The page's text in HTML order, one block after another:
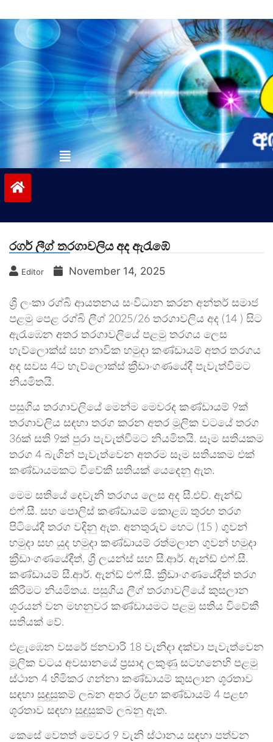
to
contentvinivida.lk
රගර් ලීග් තරගාවලිය අද ඇරැඹේ
Editor November 14, 2025
ශ්‍රී ලංකා රග්බි ආයතනය සංවිධාන කරන අන්තර් සමාජ
පළමු පෙළ රග්බි ලීග් 2025/26 තරගාවලිය අද (14 ) සිට
ඇරැඹෙන අතර තරගාවලියේ පළමු තරගය ලෙස
හැව්ලොක්ස් සහ නාවික හමුදා කණ්ඩායම් අතර තරගය
අද සවස 4ට හැව්ලොක්ස් ක්‍රීඩාංගණයේදී පැවැත්වීමට
නියමිතයි.
පසුගිය තරගාවලියේ මෙන්ම මෙවරද කණ්ඩායම් 9ක්
තරගාවලිය සඳහා තරග කරන අතර මූලික වටයේ තරග
36ක් සති 9ක් පුරා පැවැත්වීමට නියමිතයි. සෑම සතියකම
තරග 4 බැගින් පැවැත්වෙන අතරම සෑම සතියකම එක්
කණ්ඩායමකට විවේකී සතියක් යෙදෙනු ඇත.
මෙම සතියේ දෙවැනි තරගය ලෙස අද සී.එච්. ඇන්ඩ්
එෆ්.සී. සහ පොලිස් කණ්ඩායම් කොළඹ තුරඟ තරග
පිටියේදී තරග වදිනු ඇත. අනතුරුව හෙට (15 ) ගුවන්
හමුදා සහ යුද හමුදා කණ්ඩායම් රත්මලාන ගුවන් හමුදා
ක්‍රීඩාංගණයේදීත්, ශ්‍රී ලයන්ස් සහ සී.ආර්. ඇන්ඩ් එෆ්.සී.
කණ්ඩායම් සී.ආර්. ඇන්ඩ් එෆ්.සී. ක්‍රීඩාංගණයේදීත් තරග
කිරීමට නියමිතය. පසුගිය ලීග් තරගාවලියේ කුසලාන
ශූරයන් වන මහනුවර කණ්ඩායමට පළමු සතිය විවේකී
සතියක් වේ.
එළැඹෙන වසරේ ජනවාරි 18 වැනිදා දක්වා පැවැත්වෙන
මූලික වටය අවසානයේ ප්‍රසාද ලකුණු සටහනෙහි පළමු
ස්ථාන 4 හිමිකර ගන්නා කණ්ඩායම් කුසලාන ශූරතාව
සඳහා සුදුසුකම් ලබන අතර ඊළඟ කණ්ඩායම් 4 පළඟ
ශූරතාව සඳහා සුදුසුකම් ලබනු ඇත.
කෙසේ වෙතත් මෙවර 9 වැනි ස්ථානය සඳහා පත්වන